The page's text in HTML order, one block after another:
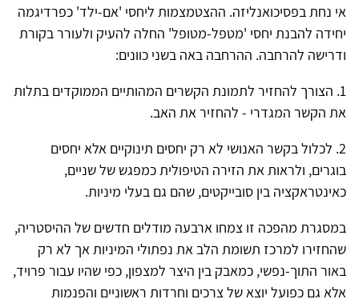
אי נחת בפסיכואנליזה. ההצטמצמות ליחסי 'אם-ילד' כפרדיגמה
יחידה להבנת יחסי 'מטפל-מטופל' החלה להעיק ולעורר בקורת
ודרישה להרחבה. ההרחבה באה בשני כוונים:
1. הצורך להחזיר לתמונת הקשרים המהותיים הממוקדים בתלות
את הקשר המגדרי - להחזיר את האב.
2. לכלול בקשר האנושי לא רק יחסים תינוקיים אלא יחסים
בוגרים, ולראות את הזירה הטיפולית כמפגש של שניים,
כאינטראקציה בין סובייקטים, שהם גם בעלי מיניות.
במסגרת מהפכה זו צמחו ארבעה מודלים חדשים של ההיסטריה,
שהחזירו למרכז תשומת הלב את נפתולי המיניות אך לא רק
באור התוך-נפשי, כמאבק בין היצר למצפון, כפי שהיו עבור פרויד,
אלא גם כפועל יוצא של צרכים וחרדות ראשוניים והפנמות